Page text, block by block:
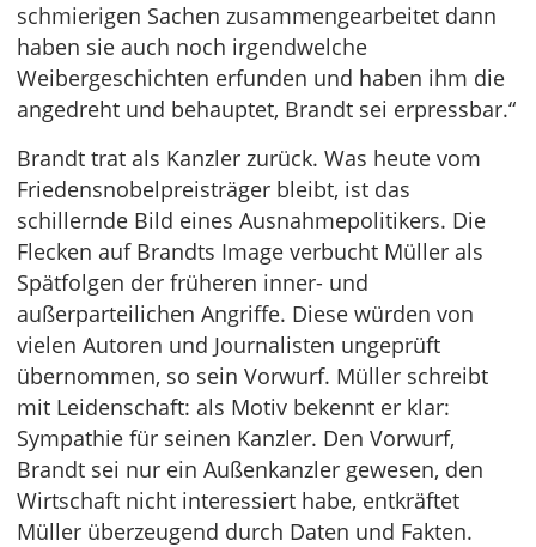
schmierigen Sachen zusammengearbeitet dann
haben sie auch noch irgendwelche
Weibergeschichten erfunden und haben ihm die
angedreht und behauptet, Brandt sei erpressbar.“
Brandt trat als Kanzler zurück. Was heute vom
Friedensnobelpreisträger bleibt, ist das
schillernde Bild eines Ausnahmepolitikers. Die
Flecken auf Brandts Image verbucht Müller als
Spätfolgen der früheren inner- und
außerparteilichen Angriffe. Diese würden von
vielen Autoren und Journalisten ungeprüft
übernommen, so sein Vorwurf. Müller schreibt
mit Leidenschaft: als Motiv bekennt er klar:
Sympathie für seinen Kanzler. Den Vorwurf,
Brandt sei nur ein Außenkanzler gewesen, den
Wirtschaft nicht interessiert habe, entkräftet
Müller überzeugend durch Daten und Fakten.